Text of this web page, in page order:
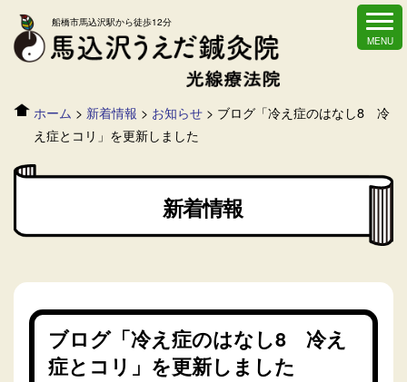
船橋市馬込沢駅から徒歩12分
ホーム > 新着情報 > お知らせ> ブログ「冷え症のはなし8 冷
え症とコリ」を更新しました
新着情報
ブログ「冷え症のはなし8 冷え
症とコリ」を更新しました